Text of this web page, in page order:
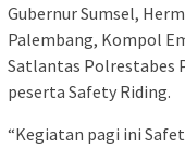
Gubernur Sumsel,
Palembang, Kompol
Satlantas Polrestabes
peserta Safety Riding.
“Kegiatan pagi ini